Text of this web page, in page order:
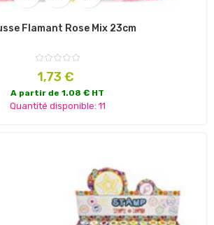
Flamant Rose Mix 23cm
Prix
1,73 €
A partir de 1.08 € HT
Quantité disponible: 11